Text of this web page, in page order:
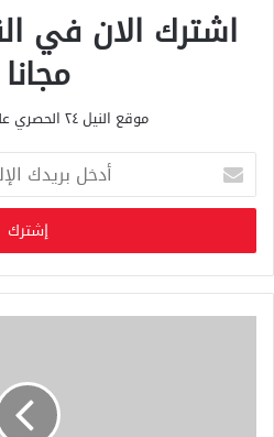
اشترك الان في
موقع النيل ٢٤ الحصري علي مدار الساعة
خ
ب
ر
ي
د